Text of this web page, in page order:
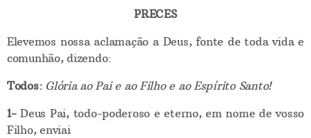
PRECES
Elevemos nossa aclamação a Deus, fonte de toda vida e
comunhão, dizendo:
Todos: Glória ao Pai e ao Filho e ao Espírito Santo!
1-Deus Pai, todo-poderoso e eterno, em nome de vosso
Filho, enviai